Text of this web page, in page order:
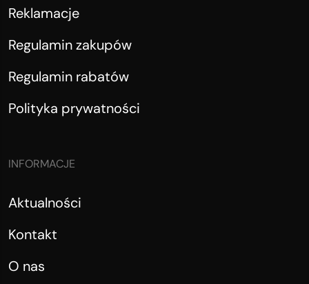
Reklamacje
Regulamin zakupów
Regulamin rabatów
Polityka prywatności
INFORMACJE
Aktualności
Kontakt
O nas